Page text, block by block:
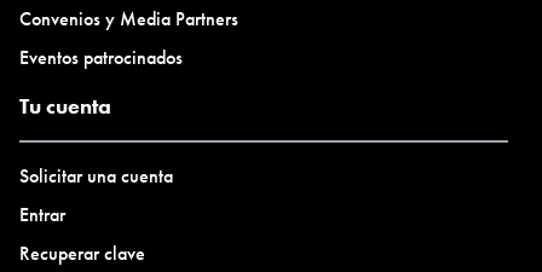
Convenios y Media Partners
Eventos patrocinados
Tu cuenta
Solicitar una cuenta
Entrar
Recuperar clave